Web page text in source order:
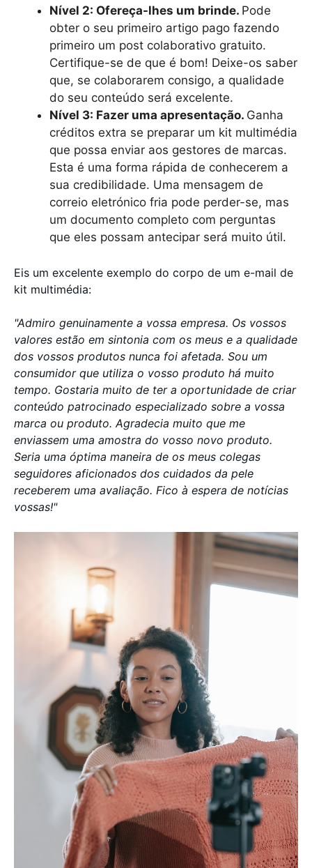
Nível 2: Ofereça-lhes um brinde. Pode
obter o seu primeiro artigo pago fazendo
primeiro um post colaborativo gratuito.
Certifique-se de que é bom! Deixe-os saber
que, se colaborarem consigo, a qualidade
do seu conteúdo será excelente.
Nível 3: Fazer uma apresentação. Ganha
créditos extra se preparar um kit multimédia
que possa enviar aos gestores de marcas.
Esta é uma forma rápida de conhecerem a
sua credibilidade. Uma mensagem de
correio eletrónico fria pode perder-se, mas
um documento completo com perguntas
que eles possam antecipar será muito útil.
Eis um excelente exemplo do corpo de um e-mail de
kit multimédia:
"Admiro genuinamente a vossa empresa. Os vossos
valores estão em sintonia com os meus e a qualidade
dos vossos produtos nunca foi afetada. Sou um
consumidor que utiliza o vosso produto há muito
tempo. Gostaria muito de ter a oportunidade de criar
conteúdo patrocinado especializado sobre a vossa
marca ou produto. Agradecia muito que me
enviassem uma amostra do vosso novo produto.
Seria uma óptima maneira de os meus colegas
seguidores aficionados dos cuidados da pele
receberem uma avaliação. Fico à espera de notícias
vossas!"